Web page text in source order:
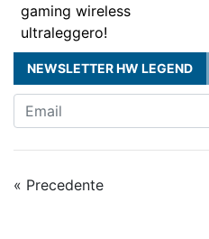
gaming wireless
ultraleggero!
NEWSLETTER HW LEGEND
« Precedente